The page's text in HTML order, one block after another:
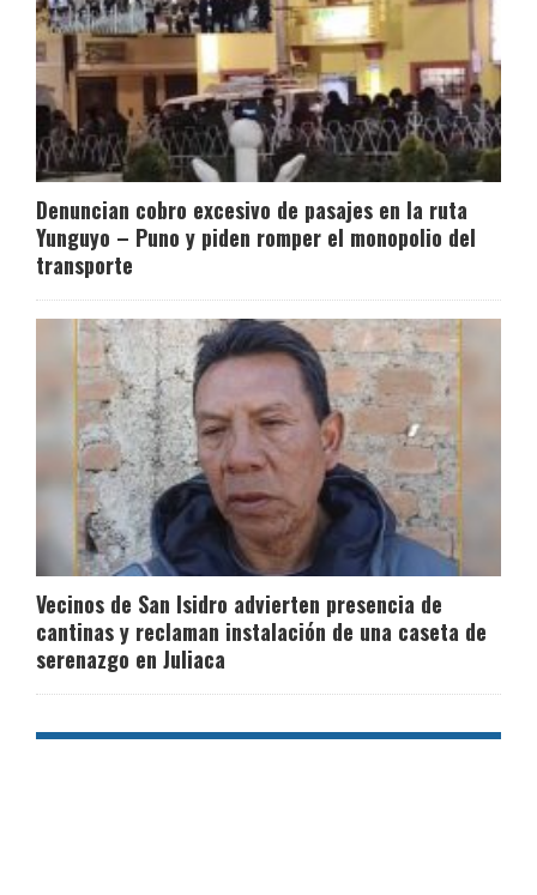
Denuncian cobro excesivo de pasajes en la ruta
Yunguyo – Puno y piden romper el monopolio del
transporte
Vecinos de San Isidro advierten presencia de
cantinas y reclaman instalación de una caseta de
serenazgo en Juliaca